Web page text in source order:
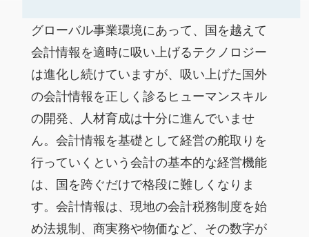
グローバル事業環境にあって、国を越えて
会計情報を適時に吸い上げるテクノロジー
は進化し続けていますが、吸い上げた国外
の会計情報を正しく診るヒューマンスキル
の開発、人材育成は十分に進んでいませ
ん。会計情報を基礎として経営の舵取りを
行っていくという会計の基本的な経営機能
は、国を跨ぐだけで格段に難しくなりま
す。会計情報は、現地の会計税務制度を始
め法規制、商実務や物価など、その数字が